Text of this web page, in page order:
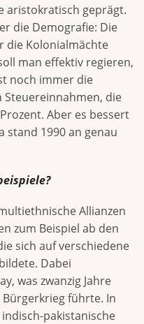
aristokratisch geprägt.
die Demografie: Die
die Kolonialmächte
man effektiv regieren,
noch immer die
die
Aber es bessert
stand 1990 an genau
Allianzen
zum Beispiel ab den
sich auf verschiedene
Dabei
was zwanzig Jahre
führte. In
pakistanische